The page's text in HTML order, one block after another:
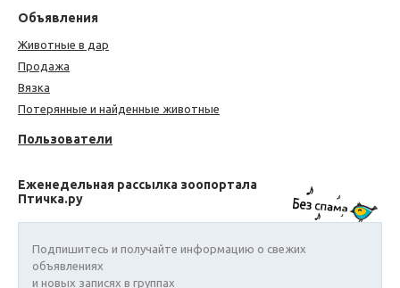
Объявления
Животные в дар
Продажа
Вязка
Потерянные и найденные животные
Пользователи
Еженедельная рассылка зоопортала
Птичка.ру
Подпишитесь и получайте информацию о свежих
объявлениях
и новых записях в группах